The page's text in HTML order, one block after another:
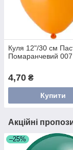
Куля 12"/30 см
Помаранчевий
4,70 ₴
Купити
Акційні
–25%